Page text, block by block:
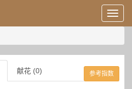
用
户
息/
登
录
等
献花 (0) 参考指数